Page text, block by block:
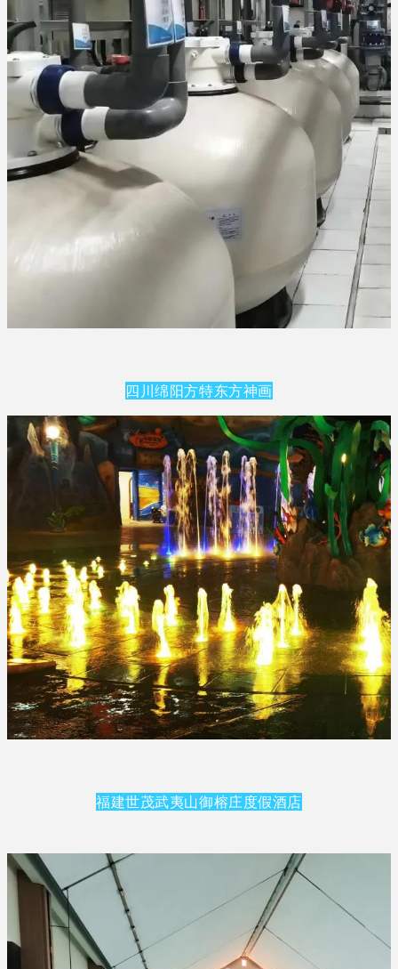
四川绵阳方特东方神画
福建世茂武夷山御榕庄度假酒店